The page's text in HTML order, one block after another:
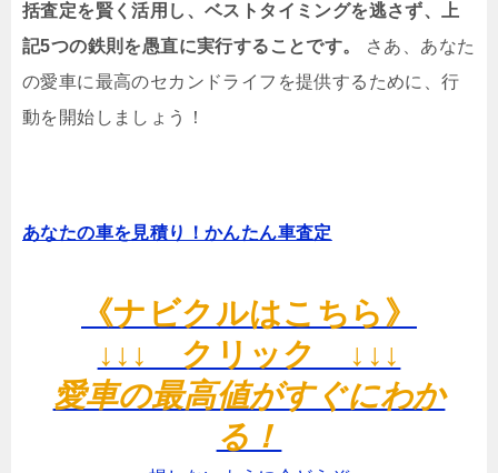
括査定を賢く活用し、ベストタイミングを逃さず、上
記5つの鉄則を愚直に実行することです。
さあ、あなた
の愛車に最高のセカンドライフを提供するために、行
動を開始しましょう！
あなたの車を見積り！かんたん車査定
《ナビクルはこちら》
↓↓↓ クリック ↓↓↓
愛車の最高値がすぐにわか
る！